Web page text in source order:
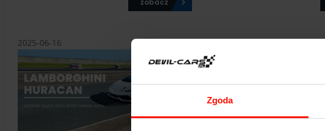
Zgoda
zobacz
2025-06-16 2025-03-20